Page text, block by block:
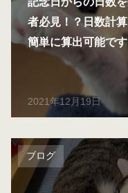
2021年12月19日
者必見！？日数計
簡単に算出可能で
ブログ